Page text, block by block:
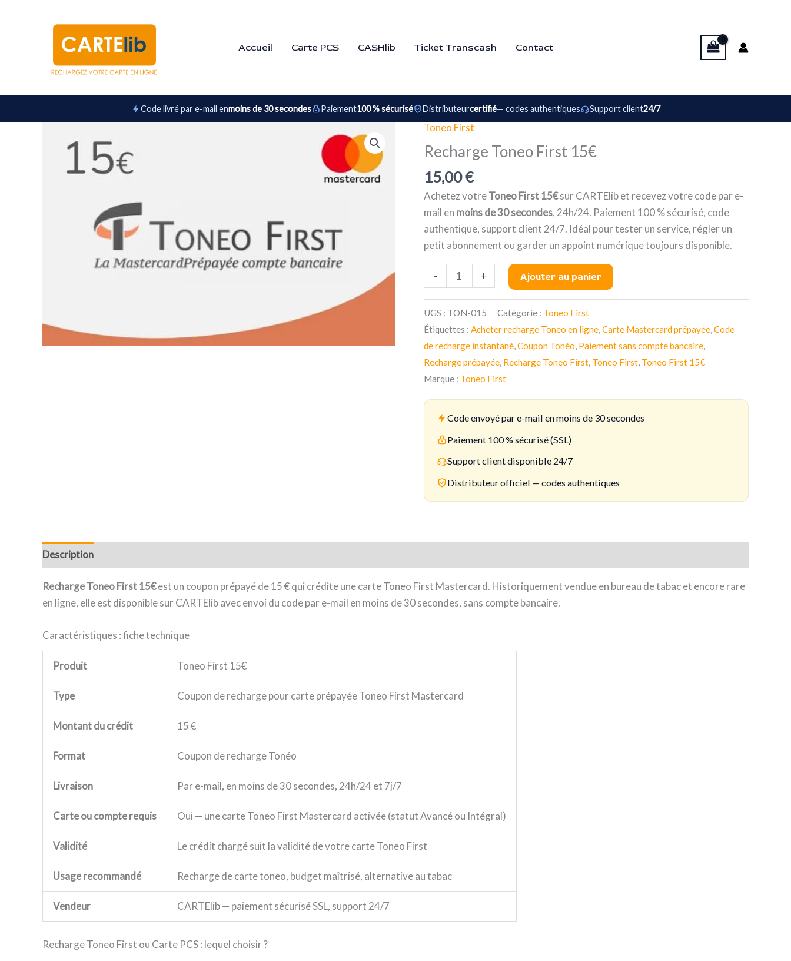
Accueil Carte PCS CASHlib Ticket Transcash Contact
Code livré par e-mail enmoins de 30 secondes Paiement100 % sécurisé Distributeurcertifié— codes authentiques Support client24/7
Toneo First
Recharge Toneo First 15€
15,00€
Achetez votreToneo First 15€sur CARTElib et recevez votre code par e-
mail en moins de 30 secondes, 24h/24. Paiement 100 % sécurisé, code
authentique, support client 24/7. Idéal pour tester un service, régler un
petit abonnement ou garder un appoint numérique toujours disponible.
-
quantité
de
Toneo
First
15€
+ Ajouter au panier
UGS : TON-015 Catégorie : Toneo First
Étiquettes : Acheter recharge Toneo en ligne,Carte Mastercard prépayée,Code
de recharge instantané,Coupon Tonéo, Paiement sans compte bancaire,
Recharge prépayée, Recharge Toneo First, Toneo First, Toneo First 15€
Marque : Toneo First
Code envoyé par e-mail en moins de 30 secondes
Paiement 100 % sécurisé (SSL)
Support client disponible 24/7
Distributeur officiel — codes authentiques
Description
Recharge Toneo First 15€est un coupon prépayé de 15 € qui crédite une carte Toneo First Mastercard. Historiquement vendue en bureau de tabac et encore rare
en ligne, elle est disponible sur CARTElib avec envoi du code par e-mail en moins de 30 secondes, sans compte bancaire.
Caractéristiques : fiche technique
Produit Toneo First 15€
Type Coupon de recharge pour carte prépayée Toneo First Mastercard
Montant du crédit 15 €
Format Coupon de recharge Tonéo
Livraison Par e-mail, en moins de 30 secondes, 24h/24 et 7j/7
Carte ou compte requis Oui — une carte Toneo First Mastercard activée (statut Avancé ou Intégral)
Validité Le crédit chargé suit la validité de votre carte Toneo First
Usage recommandé Recharge de carte toneo, budget maîtrisé, alternative au tabac
Vendeur CARTElib — paiement sécurisé SSL, support 24/7
Recharge Toneo First ou Carte PCS : lequel choisir ?